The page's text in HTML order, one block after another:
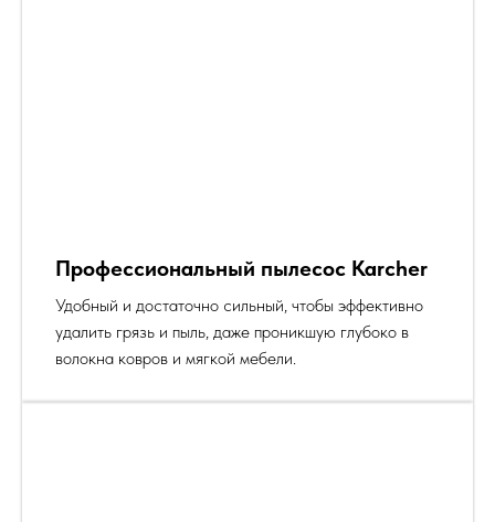
Профессиональный пылесос Karcher
Удобный и достаточно сильный, чтобы эффективно
удалить грязь и пыль, даже проникшую глубоко в
волокна ковров и мягкой мебели.